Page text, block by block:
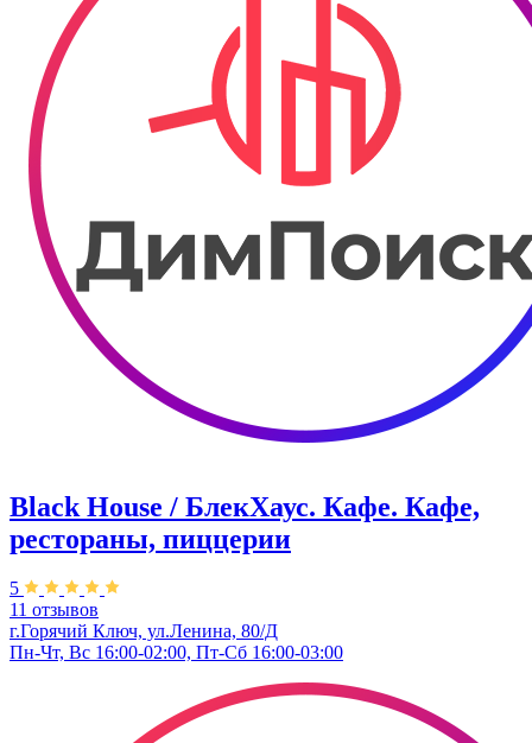
Black House / БлекХаус. Кафе. Кафе,
рестораны, пиццерии
5
11 отзывов
г.Горячий Ключ, ул.Ленина, 80/Д
Пн-Чт, Вс 16:00-02:00, Пт-Сб 16:00-03:00